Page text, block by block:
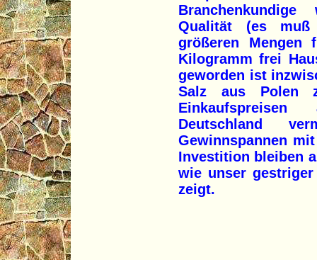
Qualität (es
größeren
Kilogramm frei
geworden ist
Salz aus Polen
Deutschland
Gewinnspannen
Investition bleiben
wie unser
zeigt.